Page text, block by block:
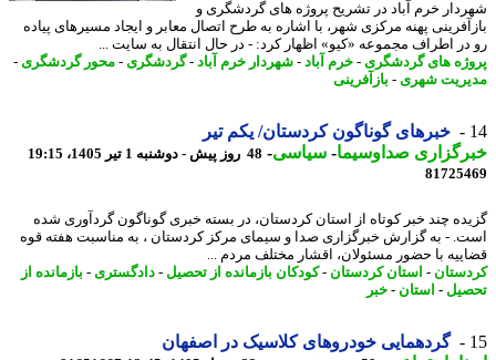
خرم آباد در تشریح پروژه های گردشگری و
پهنه مرکزی شهر، با اشاره به طرح اتصال معابر و ایجاد مسیرهای پیاده
اطراف مجموعه «کیو» اظهار کرد: - در ﺣﺎل اﻧﺘﻘﺎل ﺑﻪ ﺳﺎﯾﺖ ...
های گردشگری- خرم آباد- شهردار خرم آباد- گردشگری- محور گردشگری-
شهری- بازآفرینی
خبرهای گوناگون کردستان/ یکم تیر
صداوسیما-سیاسی-48 روز پیش - دوشنبه 1 تیر 1405، 19:15
چند خبر کوتاه از استان کردستان، در بسته خبری گوناگون گردآوری شده
- به گزارش خبرگزاری صدا و سیمای مرکز کردستان ، به مناسبت هفته قوه
با حضور مسئولان، اقشار مختلف مردم ...
-استان کردستان-کودکان بازمانده از تحصیل-دادگستری- بازمانده از
-استان-خبر
گردهمایی خودروهای کلاسیک در اصفهان